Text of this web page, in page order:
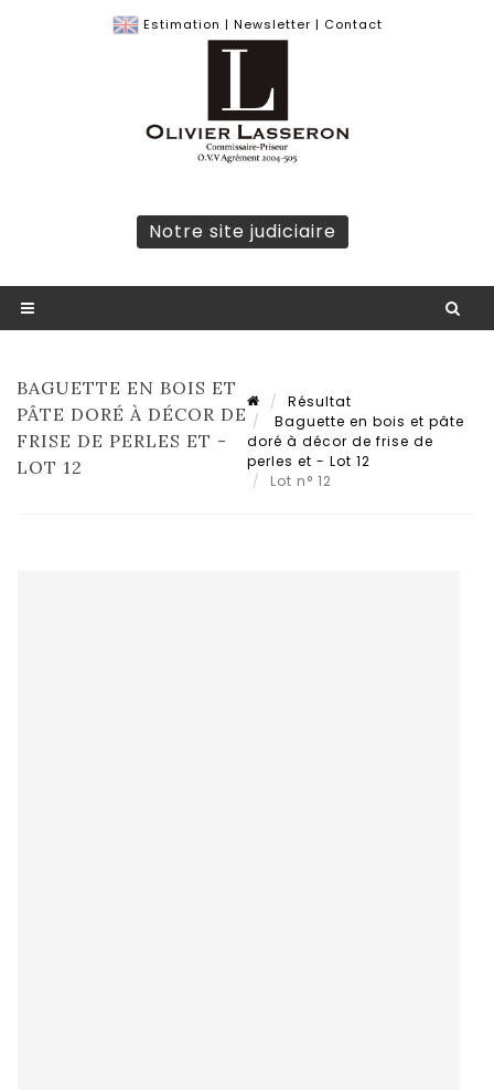
Estimation | Newsletter | Contact
Notre site judiciaire
BAGUETTE EN BOIS ET
PÂTE DORÉ À DÉCOR DE
FRISE DE PERLES ET -
LOT 12
Résultat
Baguette en bois et pâte
doré à décor de frise de
perles et - Lot 12
Lot n° 12